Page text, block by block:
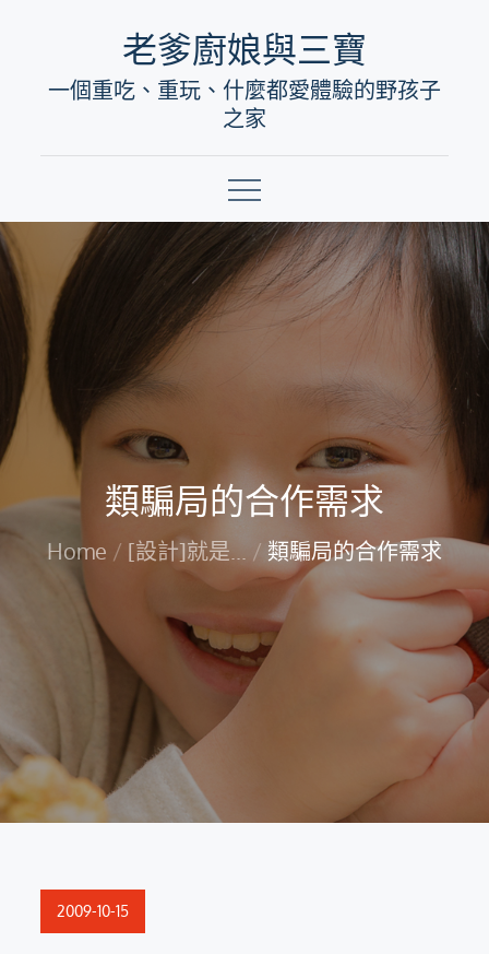
content
老爹廚娘與三寶
一個重吃、重玩、什麼都愛體驗的野孩子
之家
類騙局的合作需求
Home [設計]就是... 類騙局的合作需求
Posted
2009-10-15